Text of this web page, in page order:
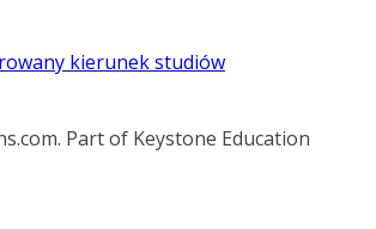
kierunek studiów
Part of Keystone Education